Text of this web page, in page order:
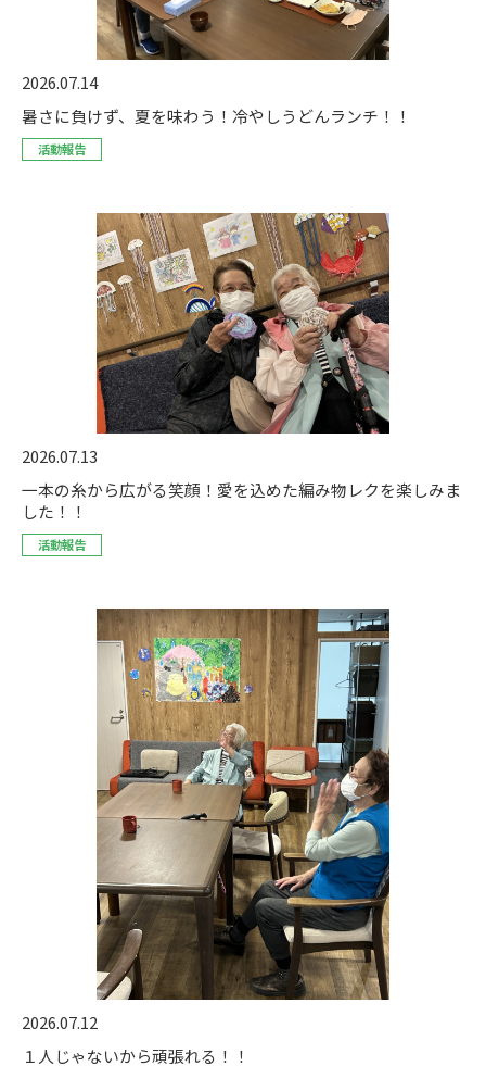
2026.07.14
暑さに負けず、夏を味わう！冷やしうどんランチ！！
活動報告
2026.07.13
一本の糸から広がる笑顔！愛を込めた編み物レクを楽しみま
した！！
活動報告
2026.07.12
１人じゃないから頑張れる！！